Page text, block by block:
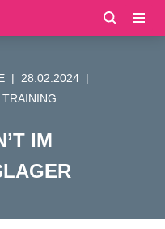
28.02.2024
TRAINING
IM